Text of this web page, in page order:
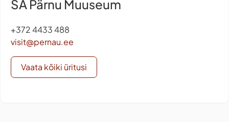
SA Pärnu Muuseum
+372 4433 488
visit@pernau.ee
Vaata kõiki üritusi